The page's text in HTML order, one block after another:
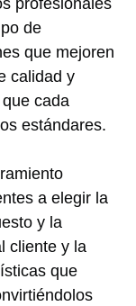
profesionales
de
que mejoren
calidad y
cada
estándares.
a elegir la
y la
cliente y la
que